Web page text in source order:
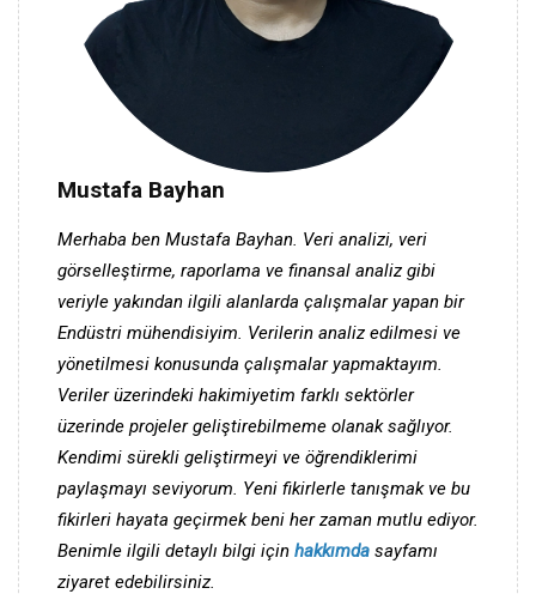
Mustafa Bayhan
Merhaba ben Mustafa Bayhan. Veri analizi, veri
görselleştirme, raporlama ve finansal analiz gibi
veriyle yakından ilgili alanlarda çalışmalar yapan bir
Endüstri mühendisiyim. Verilerin analiz edilmesi ve
yönetilmesi konusunda çalışmalar yapmaktayım.
Veriler üzerindeki hakimiyetim farklı sektörler
üzerinde projeler geliştirebilmeme olanak sağlıyor.
Kendimi sürekli geliştirmeyi ve öğrendiklerimi
paylaşmayı seviyorum. Yeni fikirlerle tanışmak ve bu
fikirleri hayata geçirmek beni her zaman mutlu ediyor.
Benimle ilgili detaylı bilgi için hakkımda sayfamı
ziyaret edebilirsiniz.